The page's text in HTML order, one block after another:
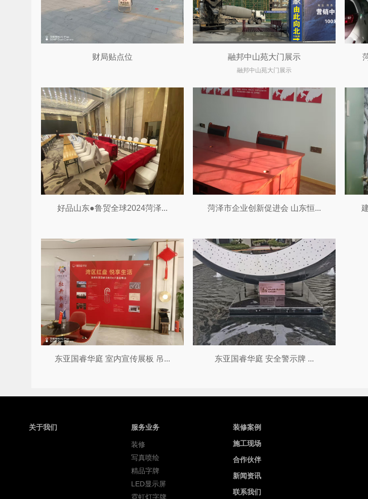
财局贴点位 融邦中山苑大门展示
融邦中山苑大门展示
好品山东●鲁贸全球2024菏泽... 菏泽市企业创新促进会 山东恒...
东亚国睿华庭 室内宣传展板 吊... 东亚国睿华庭 安全警示牌 ...
关于我们 服务业务
装修
写真喷绘
精品字牌
LED显示屏
霓虹灯字牌
装修案例
施工现场
合作伙伴
新闻资讯
联系我们